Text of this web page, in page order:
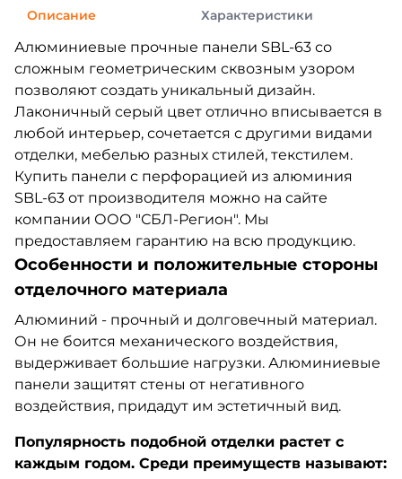
Описание Характеристики
Алюминиевые прочные панели SBL-63 со
сложным геометрическим сквозным узором
позволяют создать уникальный дизайн.
Лаконичный серый цвет отлично вписывается в
любой интерьер, сочетается с другими видами
отделки, мебелью разных стилей, текстилем.
Купить панели с перфорацией из алюминия
SBL-63 от производителя можно на сайте
компании ООО "СБЛ-Регион". Мы
предоставляем гарантию на всю продукцию.
Особенности и положительные стороны
отделочного материала
Алюминий - прочный и долговечный материал.
Он не боится механического воздействия,
выдерживает большие нагрузки. Алюминиевые
панели защитят стены от негативного
воздействия, придадут им эстетичный вид.
Популярность подобной отделки растет с
каждым годом. Среди преимуществ называют: